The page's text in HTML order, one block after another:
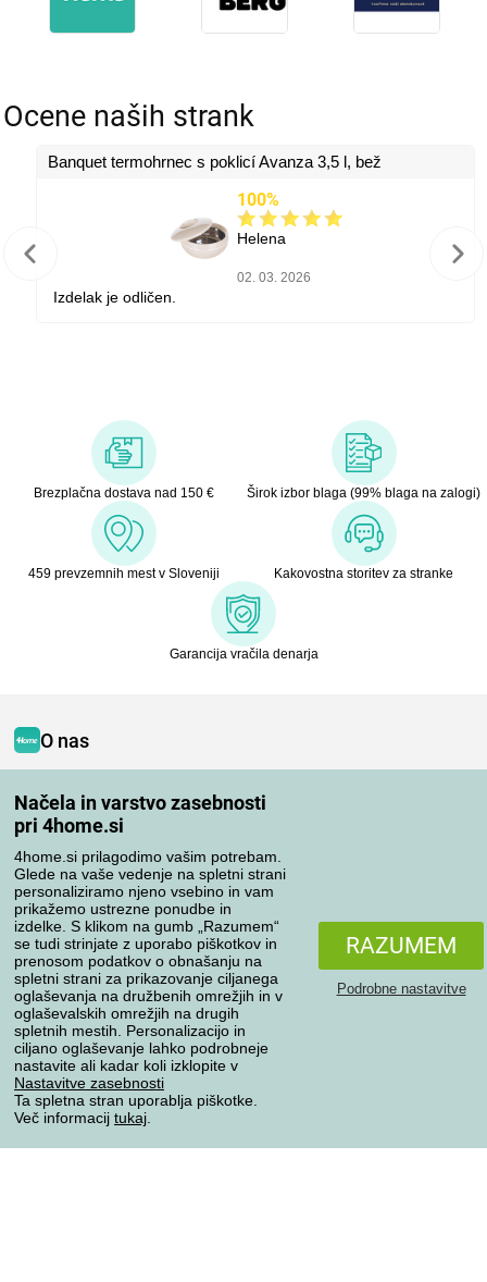
Načela in varstvo zasebnosti
pri 4home.si
4home.si prilagodimo vašim potrebam.
Glede na vaše vedenje na spletni strani
personaliziramo njeno vsebino in vam
prikažemo ustrezne ponudbe in
izdelke. S klikom na gumb „Razumem“
se tudi strinjate z uporabo piškotkov in
prenosom podatkov o obnašanju na
spletni strani za prikazovanje ciljanega
oglaševanja na družbenih omrežjih in v
oglaševalskih omrežjih na drugih
spletnih mestih. Personalizacijo in
ciljano oglaševanje lahko podrobneje
nastavite ali kadar koli izklopite v
Nastavitve zasebnosti
Ta spletna stran uporablja piškotke.
Več informacij tukaj
RAZUMEM
Podrobne nastavitve
Ocene naših strank
Banquet termohrnec s poklicí Avanza 3,5 l, bež
100%
Helena
02. 03. 2026
Izdelak je odličen.
Brezplačna dostava nad 150 € Širok izbor blaga (99% blaga na zalogi)
459 prevzemnih mest v Sloveniji Kakovostna storitev za stranke
Garancija vračila denarja
O nas
O podjetju
Nakupovanje
Načini in cene dostave
Načini plačila
Zakaj nakupovati pri nas
Nastavitve zasebnosti
Pogoji poslovanja
Nega posteljnine
Vaša naročila
Moj račun
Pregled naročil
Reklamacija